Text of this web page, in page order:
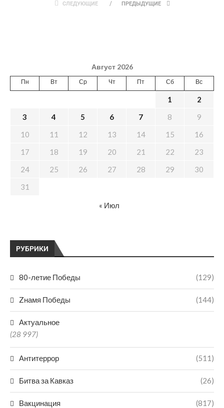
СЛЕДУЮЩИЕ ПРЕДЫДУЩИЕ
РУБРИКИ
80-летие Победы (129)
Zнамя Победы (144)
Актуальное
(28 997)
Антитеррор (511)
Битва за Кавказ (26)
Вакцинация (817)
Август 2026
Пн Вт Ср Чт Пт Сб Вс
1
2
3
4 5 6 7 8
9
10
11 12 13 14 15
16
17
18 19 20 21 22
23
24
25 26 27 28 29
30
31
« Июл